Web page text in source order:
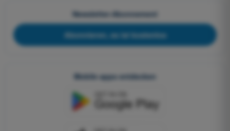
Newsletter-Abonnement
Abonnieren, es ist kostenlos
Mobile apps entdecken